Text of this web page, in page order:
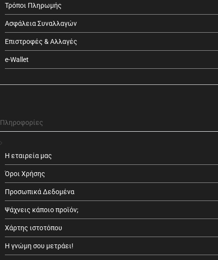
Τρόποι Πληρωμής
Ασφάλεια Συναλλαγών
Επιστροφές & Αλλαγές
e-Wallet
Πληροφορίες
Η εταιρεία μας
Όροι Χρήσης
Προσωπικά Δεδομένα
Ψάχνεις κάποιο προϊόν;
Χάρτης ιστοτόπου
Η γνώμη σου μετράει!